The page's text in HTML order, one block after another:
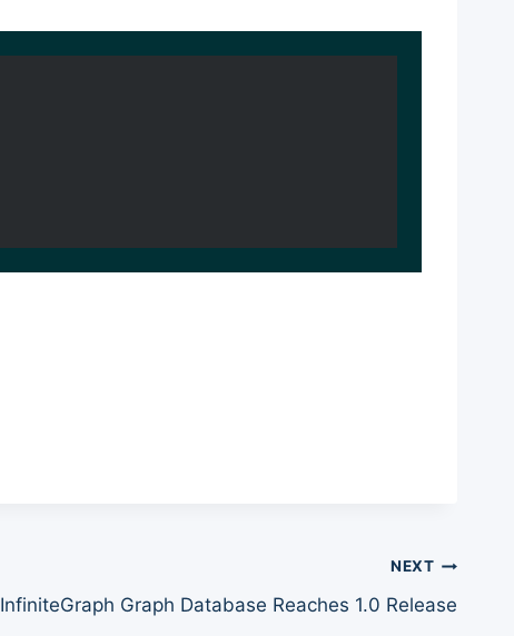
NEXT
InfiniteGraph Graph Database Reaches 1.0 Release